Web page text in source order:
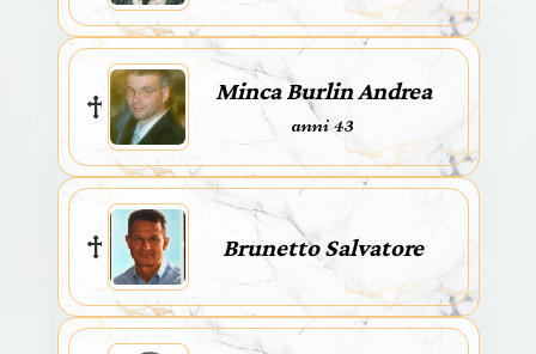
Minca Burlin Andrea
anni 43
Brunetto Salvatore